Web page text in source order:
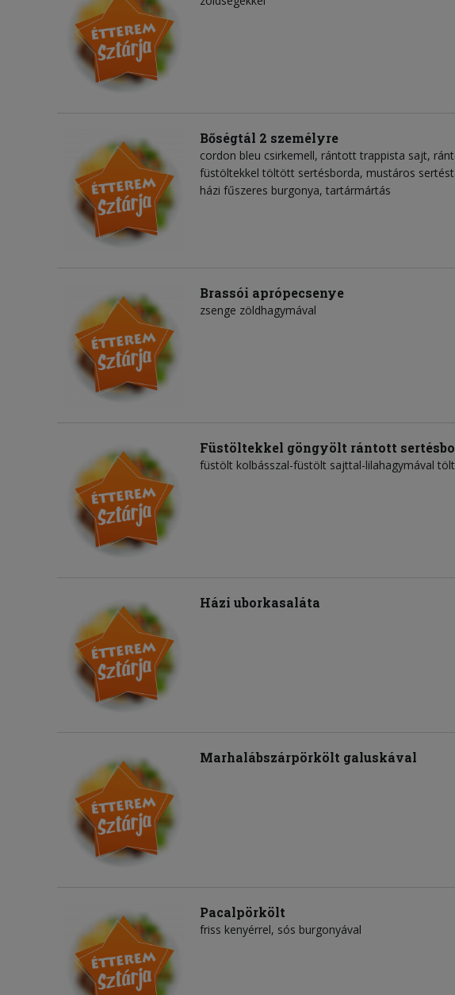
Bőségtál 2 személyre
cordon bleu csirkemell, rántott trappista sajt,
füstöltekkel töltött sertésborda, mustáros
házi fűszeres burgonya, tartármártás
Brassói aprópecsenye
zsenge zöldhagymával
Füstöltekkel göngyölt rántott
füstölt kolbásszal-füstölt sajttal-lilahagymával
Házi uborkasaláta
Marhalábszárpörkölt galuskával
Pacalpörkölt
friss kenyérrel, sós burgonyával